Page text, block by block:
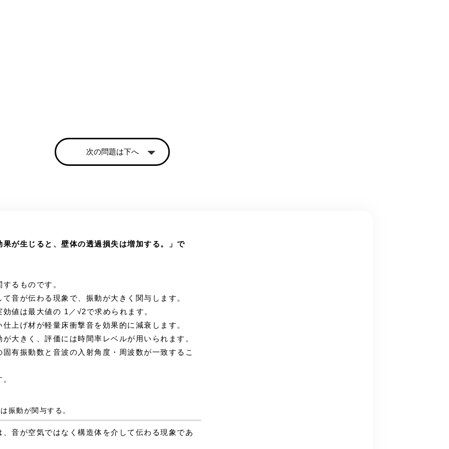
次の問題は下へ
果が生じると、壁体の透過損失は増加する。」で
るものです。
音が伝わる現象で、振動が大きく関与します。
値は最大値の 1／√2で求められます。
上げ材が軽量床衝撃音を効果的に減衰します。
大きく、評価には時間率レベルが用いられます。
有振動数と音波の入射角度・周波数が一致するこ
振動が関与する。
音が空気ではなく構造体を介して伝わる現象であ